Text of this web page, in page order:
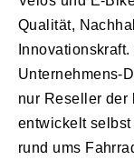
Qualität,
Unternehmens-
nur Reseller der
entwickelt
rund ums